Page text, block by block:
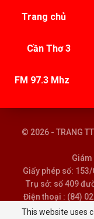
Trang chủ
Cần Thơ 3
FM 97.3 Mhz
© 2026 - TRANG
Giám
Giấy phép số:
Trụ sở: số 409
Điện thoại : (84)
This website uses